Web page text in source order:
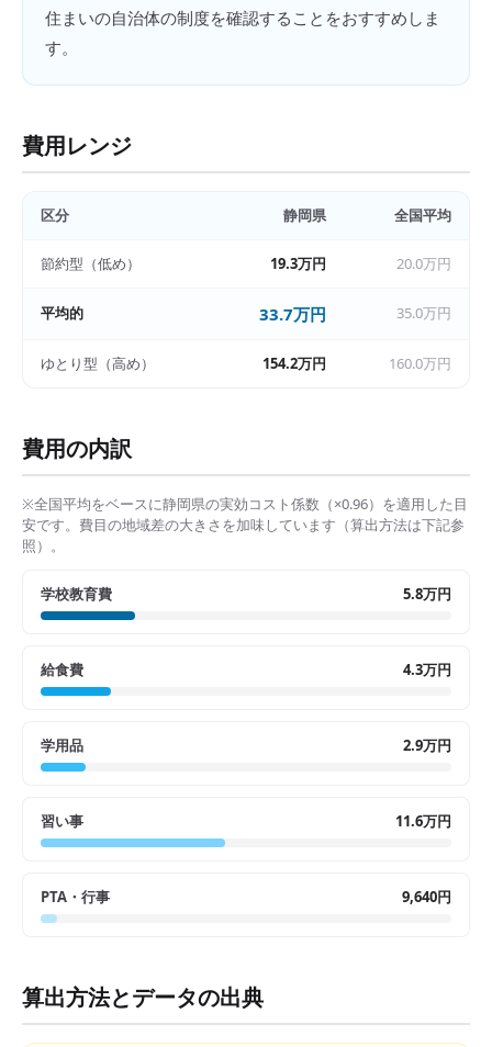
住まいの自治体の制度を確認することをおすすめしま
す。
費用レンジ
区分 静岡県 全国平均
節約型（低め） 19.3万円 20.0万円
平均的 33.7万円 35.0万円
ゆとり型（高め） 154.2万円 160.0万円
費用の内訳
※全国平均をベースに静岡県の実効コスト係数（×0.96）を適用した目
安です。費目の地域差の大きさを加味しています（算出方法は下記参
照）。
学校教育費 5.8万円
給食費 4.3万円
学用品 2.9万円
習い事 11.6万円
PTA・行事 9,640円
算出方法とデータの出典